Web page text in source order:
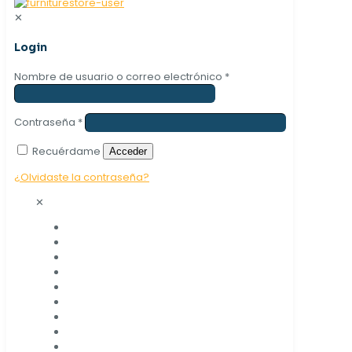
✕
Login
Nombre de usuario o correo electrónico *
Contraseña *
Recuérdame
Acceder
¿Olvidaste la contraseña?
✕